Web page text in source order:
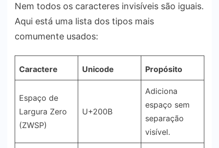
Nem todos os caracteres invisíveis são iguais.
Aqui está uma lista dos tipos mais
comumente usados:
Caractere Unicode Propósito
Espaço de
Largura Zero
(ZWSP)
U+200B
Adiciona
espaço sem
separação
visível.